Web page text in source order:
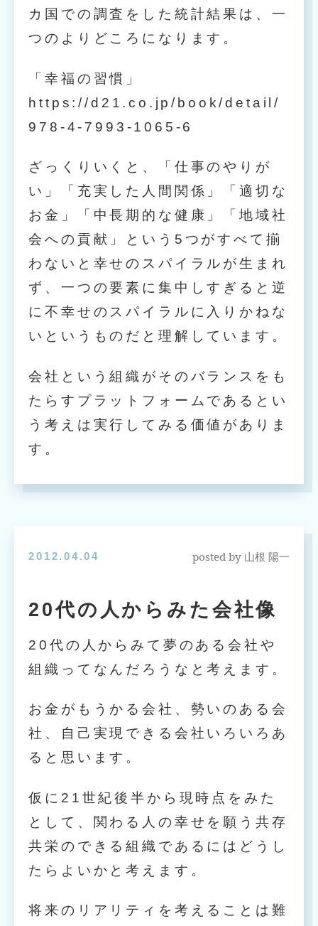
カ国での調査をした統計結果は、一
つのよりどころになります。
「幸福の習慣」
https://d21.co.jp/book/detail/
978-4-7993-1065-6
ざっくりいくと、「仕事のやりが
い」「充実した人間関係」「適切な
お金」「中長期的な健康」「地域社
会への貢献」という5つがすべて揃
わないと幸せのスパイラルが生まれ
ず、一つの要素に集中しすぎると逆
に不幸せのスパイラルに入りかねな
いというものだと理解しています。
会社という組織がそのバランスをも
たらすプラットフォームであるとい
う考えは実行してみる価値がありま
す。
2012.04.04 posted by 山根 陽一
20代の人からみた会社像
20代の人からみて夢のある会社や
組織ってなんだろうなと考えます。
お金がもうかる会社、勢いのある会
社、自己実現できる会社いろいろあ
ると思います。
仮に21世紀後半から現時点をみた
として、関わる人の幸せを願う共存
共栄のできる組織であるにはどうし
たらよいかと考えます。
将来のリアリティを考えることは難